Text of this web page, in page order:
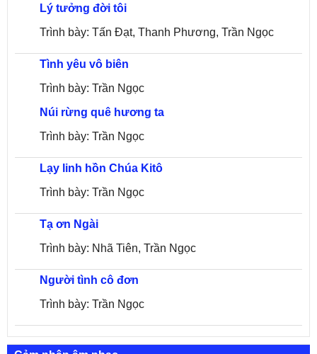
Lý tưởng đời tôi
Trình bày: Tấn Đạt, Thanh Phương, Trần Ngọc
Tình yêu vô biên
Trình bày: Trần Ngọc
Núi rừng quê hương ta
Trình bày: Trần Ngọc
Lạy linh hồn Chúa Kitô
Trình bày: Trần Ngọc
Tạ ơn Ngài
Trình bày: Nhã Tiên, Trần Ngọc
Người tình cô đơn
Trình bày: Trần Ngọc